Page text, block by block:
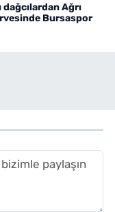
dağcılardan Ağrı
Bursaspor